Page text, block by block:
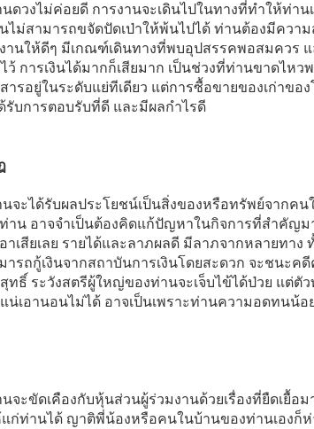
ดวงไม่ค่อยดี การงานจะเดินไปในทางที่ทำให้ท่า
นไม่สามารถขจัดปัดเป่าให้พ้นไปได้ ท่านต้องมีคว
นให้ดีๆ มีเกณฑ์เดินทางที่พบอุปสรรคพอสมควร แ
ว้ การเงินได้มากก็เสียมาก เป็นช่วงที่ท่านขาดไ
ารอยู่ในระดับแย่ทีเดียว แต่การซื้อขายของเก่าข
รับการตอบรับที่ดี และมีผลกำไรดี
จะได้รับผลประโยชน์เป็นสิ่งของหรือทรัพย์จากค
ท่าน อาจจำเป็นต้องคิดแก้ปัญหาในกิจการที่สำคัญ
เสียเลย รายได้และลาภผลดี มีลาภจากหลายทาง
รถกู้เงินจากสถาบันการเงินโดยสะดวก จะชนะค
ธิ์ ระวังสตรีผู้ใหญ่ของท่านจะเจ็บไข้ได้ป่วย แต่ตัว
น่เอานอนไม่ได้ อาจเป็นเพราะท่านความอดทนน้อ
จะขัดเคืองกับหุ้นส่วนผู้ร่วมงานด้วยเรื่องที่ยืดเยื้อ
ก่ท่านได้ ญาติพี่น้องหรือคนในบ้านของท่านเองก็